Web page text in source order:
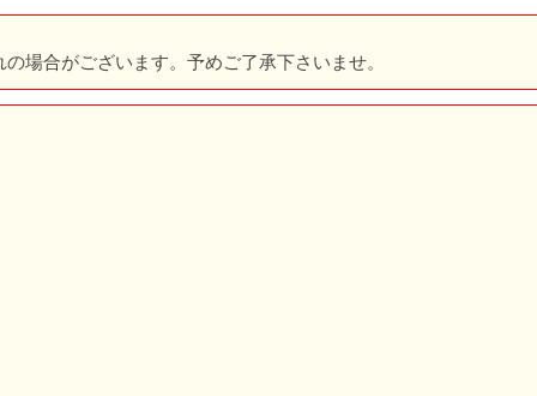
場合がございます。予めご了承下さいませ。